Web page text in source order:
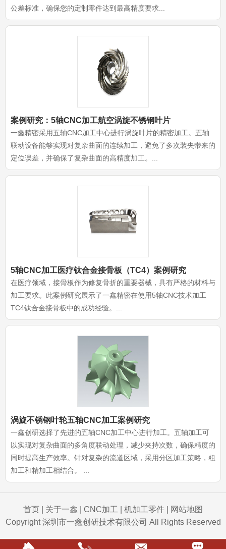
公差标准，确保您的定制零件达到最高精度要求...
案例研究：5轴CNC加工航空涡旋不锈钢叶片
一鑫精密采用五轴CNC加工中心进行涡旋叶片的精密加工。五轴
联动设备能够实现对复杂曲面的连续加工，避免了多次装夹带来的
定位误差，并确保了复杂曲面的高精度加工。...
5轴CNC加工医疗钛合金接骨板（TC4）案例研究
在医疗领域，接骨板作为修复骨折的重要器械，具有严格的材料与
加工要求。此案例研究展示了一鑫精密在使用5轴CNC技术加工
TC4钛合金接骨板中的成功经验。...
涡旋不锈钢叶轮五轴CNC加工案例研究
一鑫创研选择了先进的五轴CNC加工中心进行加工。五轴加工可
以实现对复杂曲面的多角度联动处理，减少夹持次数，确保精度的
同时提高生产效率。针对复杂的流道区域，采用分区加工策略，粗
加工和精加工相结合。 ...
首页 关于一鑫 CNC加工 机加工零件
网站地图
Copyright 深圳市一鑫创研技术有限公司 All Rights Reserved